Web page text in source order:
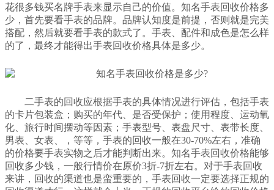
花很多钱买名牌手表来显示自己的价值。知名手表回收价格多
少，首先要看手表的品牌。品牌认知度是前提，否则就是完美
搭配，然后就要看手表的款式了。手表、配件和成色是怎么样
的了，最终才能得出手表回收价格具体是多少。
二手表的回收应根据手表的具体情况进行评估，包括手表
的卡片包装盒；购买的年代、是否受保护；使用程度、运动氧
化、旅行时间摆动等因素；手表型号、表盘尺寸、表带长度、
男表、女表、，等等，手表的回收一般在30-70%左右，准确
的价格要手表实物之后才能判断出来。知名手表回收价格能够
回收多少钱，一般行情价在原价3折-7折左右。对于手表回收
来讲，回收的渠道也是蛮重要的，手表回收一定要选择正规的